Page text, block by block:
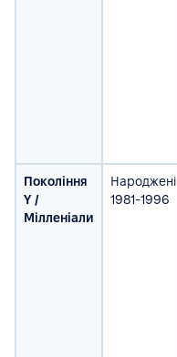
Покоління
Y /
Мілленіали
Народжені
1981-1996